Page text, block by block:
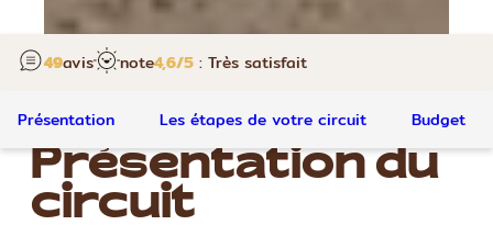
Présentation Les étapes de votre circuit Budget
49avis note4,6/5 : Très satisfait
Présentation du
circuit